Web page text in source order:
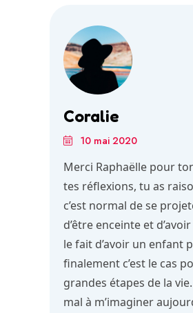
Coralie
10 mai 2020
Merci Raphaëlle pour
tes réflexions, tu as
c’est normal de se
d’être enceinte et
le fait d’avoir un enfant
finalement c’est le cas
grandes étapes de la
mal à m’imaginer